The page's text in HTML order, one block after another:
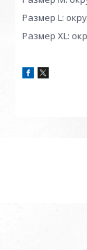
Размер L:
Размер XL: